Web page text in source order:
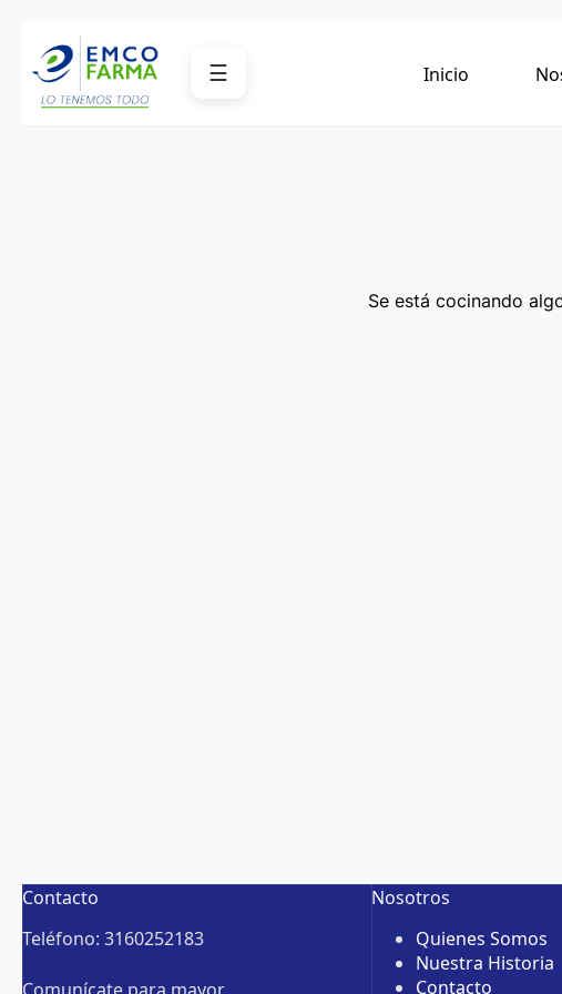
contenido
☰ Inicio
Se está cocinando
Contacto
Teléfono: 3160252183
Nosotros
Quienes Somos
Nuestra Historia
Contacto